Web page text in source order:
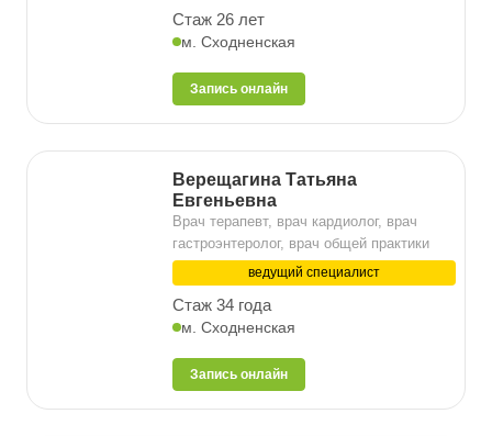
Стаж 26 лет
м. Сходненская
Запись онлайн
Верещагина Татьяна
Евгеньевна
Врач терапевт, врач кардиолог, врач
гастроэнтеролог, врач общей практики
ведущий специалист
Стаж 34 года
м. Сходненская
Запись онлайн